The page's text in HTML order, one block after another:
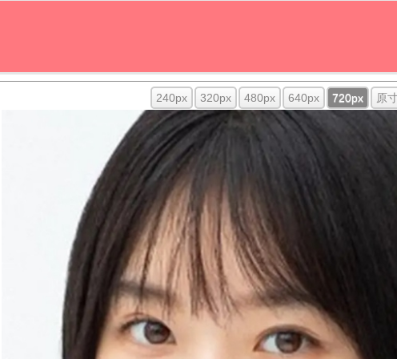
240px 320px 480px 640px 720px 原